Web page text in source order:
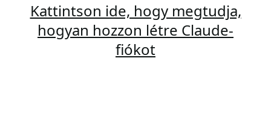
Kattintson ide, hogy megtudja,
hogyan hozzon létre Claude-
fiókot